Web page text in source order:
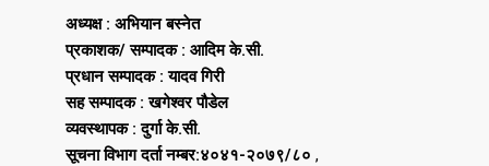
अध्यक्ष : अभियान बस्नेत
प्रकाशक/ सम्पादक : आदिम के.सी.
प्रधान सम्पादक : यादव गिरी
सह सम्पादक : खगेश्वर पौडेल
व्यवस्थापक : दुर्गा के.सी.
सूचना विभाग दर्ता नम्बर:४०४१-२०७९/८० ,